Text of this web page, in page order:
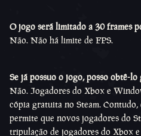
O jogo será limitado a 30 frames
Não. Não há limite de FPS.
Se já possuo o jogo, posso obtê-lo
Não. Jogadores do Xbox e
cópia gratuita no Steam.
permite que novos jogadores do
tripulação de jogadores do Xbox